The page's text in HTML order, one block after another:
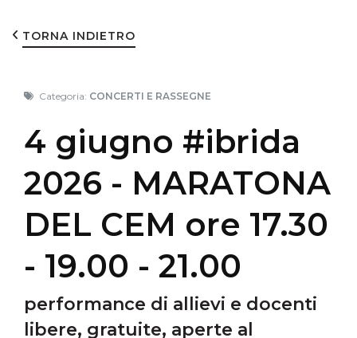
TORNA INDIETRO
Categoria: CONCERTI E RASSEGNE
4 giugno #ibrida
2026 - MARATONA
DEL CEM ore 17.30
- 19.00 - 21.00
performance di allievi e docenti
libere, gratuite, aperte al